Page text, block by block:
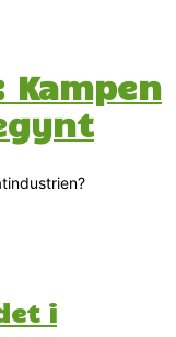
Kampen
i